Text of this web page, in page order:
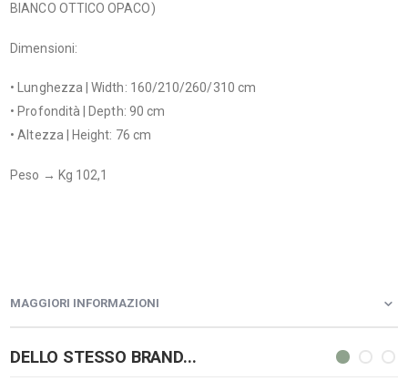
BIANCO OTTICO OPACO)
Dimensioni:
• Lunghezza | Width: 160/210/260/310 cm
• Profondità | Depth: 90 cm
• Altezza | Height: 76 cm
Peso → Kg 102,1
MAGGIORI INFORMAZIONI
DELLO STESSO BRAND...